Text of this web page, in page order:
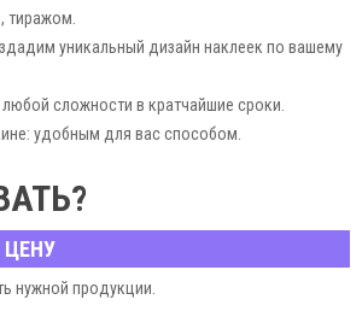
тиражом.
уникальный дизайн наклеек по вашему
любой сложности в кратчайшие сроки.
удобным для вас способом.
— инвестируйте в эффективный маркетинг!
ЦЕНУ
нужной продукции.